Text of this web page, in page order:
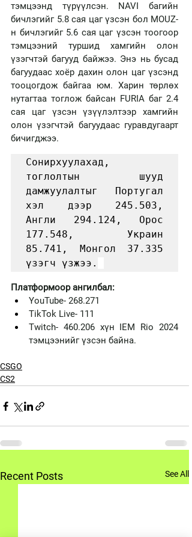
тэмцээнд түрүүлсэн. NAVI багийн
бичлэгийг 5.8 сая цаг үзсэн бол MOUZ-
н бичлэгийг 5.6 сая цаг үзсэн тоогоор
тэмцээний туршид хамгийн олон
үзэгчтэй багууд байжээ. Энэ нь бусад
багуудаас хоёр дахин олон цаг үзсэнд
тооцогдож байгаа юм. Харин төрлөх
нутагтаа тоглож байсан FURIA баг 2.4
сая цаг үзсэн үзүүлэлтээр хамгийн
олон үзэгчтэй багуудаас гуравдугаарт
бичигджээ.
Сонирхуулахад,
тоглолтын шууд
дамжуулалтыг Португал
хэл дээр 245.503,
Англи 294.124, Орос
177.548, Украин
85.741, Монгол 37.335
үзэгч үзжээ.
Платформоор ангилбал:
YouTube- 268.271
TikTok Live- 111
Twitch- 460.206 хүн IEM Rio 2024
тэмцээнийг үзсэн байна.
CSGO
CS2
Recent Posts See All